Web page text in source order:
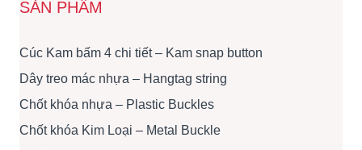
SẢN PHẨM
Cúc Kam bấm 4 chi tiết – Kam snap button
Dây treo mác nhựa – Hangtag string
Chốt khóa nhựa – Plastic Buckles
Chốt khóa Kim Loại – Metal Buckle